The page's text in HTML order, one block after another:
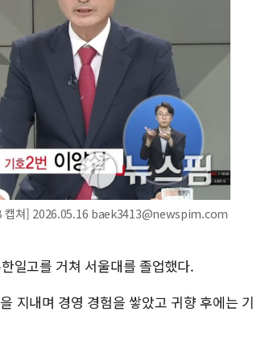
캡쳐] 2026.05.16 baek3413@newspim.com
일고를 거쳐 서울대를 졸업했다.
지내며 경영 경험을 쌓았고 귀향 후에는 기